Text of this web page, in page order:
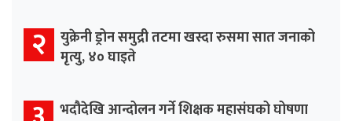
२ युक्रेनी ड्रोन समुद्री तटमा खस्दा रुसमा सात जनाको
मृत्यु, ४० घाइते
भदौदेखि आन्दोलन गर्ने शिक्षक महासंघको घोषणा